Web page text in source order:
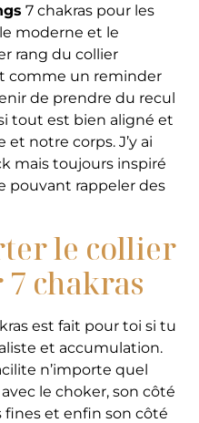
7 chakras pour les
moderne et le
rang du collier
comme un reminder
de prendre du recul
tout est bien aligné et
notre corps. J’y ai
mais toujours inspiré
pouvant rappeler des
le collier
chakras
est fait pour toi si tu
et accumulation.
n’importe quel
le choker, son côté
fines et enfin son côté